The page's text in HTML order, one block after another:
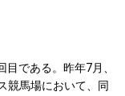
である。昨年7月、
競馬場において、同